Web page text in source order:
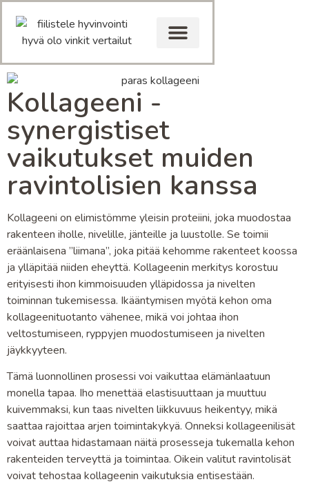
Kollageeni -
synergistiset
vaikutukset muiden
ravintolisien kanssa
Kollageeni on elimistömme yleisin proteiini, joka muodostaa
rakenteen iholle, nivelille, jänteille ja luustolle. Se toimii
eräänlaisena ”liimana”, joka pitää kehomme rakenteet koossa
ja ylläpitää niiden eheyttä. Kollageenin merkitys korostuu
erityisesti ihon kimmoisuuden ylläpidossa ja nivelten
toiminnan tukemisessa. Ikääntymisen myötä kehon oma
kollageenituotanto vähenee, mikä voi johtaa ihon
veltostumiseen, ryppyjen muodostumiseen ja nivelten
jäykkyyteen.
Tämä luonnollinen prosessi voi vaikuttaa elämänlaatuun
monella tapaa. Iho menettää elastisuuttaan ja muuttuu
kuivemmaksi, kun taas nivelten liikkuvuus heikentyy, mikä
saattaa rajoittaa arjen toimintakykyä. Onneksi kollageenilisät
voivat auttaa hidastamaan näitä prosesseja tukemalla kehon
rakenteiden terveyttä ja toimintaa. Oikein valitut ravintolisät
voivat tehostaa kollageenin vaikutuksia entisestään.